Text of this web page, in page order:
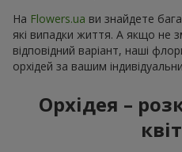
На Flowers.ua ви знайдете
які випадки життя. А якщо не
відповідний варіант, наші
орхідей за вашим
Орхідея –